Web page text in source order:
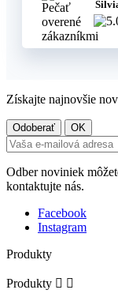
Získajte najnovšie
Odber noviniek
kontaktujte nás.
Facebook
Instagram
Produkty
Produkty  